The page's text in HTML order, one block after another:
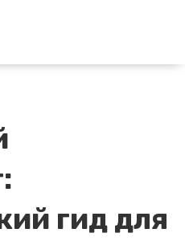
гид для